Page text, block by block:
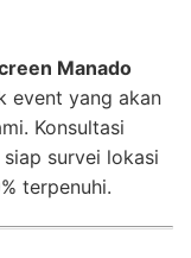
Manado
event yang akan
Konsultasi
survei lokasi
terpenuhi.